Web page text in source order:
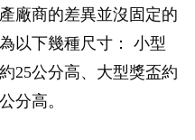
廠商的差異並沒固定的
以下幾種尺寸： 小型
25公分高、大型獎盃約
分高。